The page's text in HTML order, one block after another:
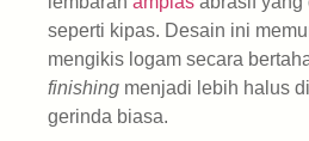
seperti kipas. Desain ini
mengikis logam secara
finishing menjadi lebih halus
gerinda biasa.